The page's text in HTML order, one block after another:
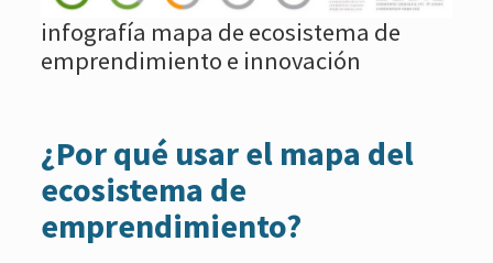
infografía mapa de ecosistema de
emprendimiento e innovación
¿Por qué usar el mapa del
ecosistema de
emprendimiento?